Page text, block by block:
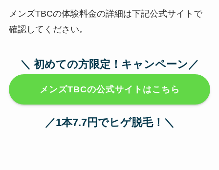
メンズTBCの体験料金の詳細は下記公式サイトで
確認してください。
＼ 初めての方限定！キャンペーン／
メンズTBCの公式サイトはこちら
／1本7.7円でヒゲ脱毛！＼